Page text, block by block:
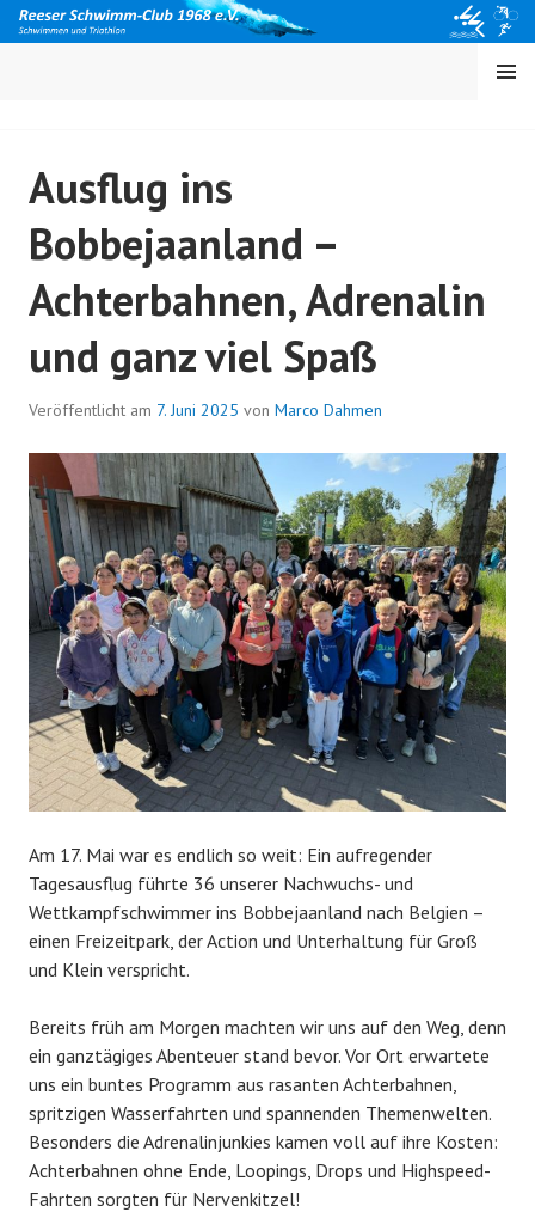
Springe
zum
MENÜ
Ausflug ins
Bobbejaanland –
Achterbahnen, Adrenalin
und ganz viel Spaß
Veröffentlicht am 7. Juni 2025 von Marco Dahmen
Am 17. Mai war es endlich so weit: Ein aufregender
Tagesausflug führte 36 unserer Nachwuchs- und
Wettkampfschwimmer ins Bobbejaanland nach Belgien –
einen Freizeitpark, der Action und Unterhaltung für Groß
und Klein verspricht.
Bereits früh am Morgen machten wir uns auf den Weg, denn
ein ganztägiges Abenteuer stand bevor. Vor Ort erwartete
uns ein buntes Programm aus rasanten Achterbahnen,
spritzigen Wasserfahrten und spannenden Themenwelten.
Besonders die Adrenalinjunkies kamen voll auf ihre Kosten:
Achterbahnen ohne Ende, Loopings, Drops und Highspeed-
Fahrten sorgten für Nervenkitzel!